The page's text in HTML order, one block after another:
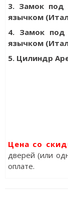
3. Замок под
язычком
4. Замок под
язычком
5. Цилиндр
Цена со
дверей (или
оплате.